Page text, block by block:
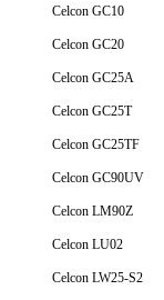
Celcon GC10
Celcon GC20
Celcon GC25A
Celcon GC25T
Celcon GC25TF
Celcon GC90UV
Celcon LM90Z
Celcon LU02
Celcon LW25-S2